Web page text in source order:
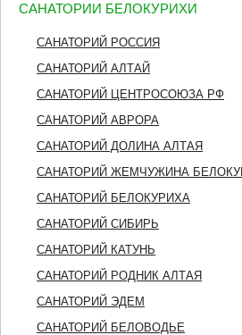
САНАТОРИИ БЕЛОКУРИХИ
САНАТОРИЙ РОССИЯ
САНАТОРИЙ АЛТАЙ
САНАТОРИЙ ЦЕНТРОСОЮЗА РФ
САНАТОРИЙ АВРОРА
САНАТОРИЙ ДОЛИНА АЛТАЯ
САНАТОРИЙ ЖЕМЧУЖИНА
САНАТОРИЙ БЕЛОКУРИХА
САНАТОРИЙ СИБИРЬ
САНАТОРИЙ КАТУНЬ
САНАТОРИЙ РОДНИК АЛТАЯ
САНАТОРИЙ ЭДЕМ
САНАТОРИЙ БЕЛОВОДЬЕ